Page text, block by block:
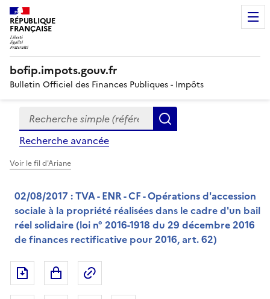
RÉPUBLIQUE
FRANÇAISE
bofip.impots.gouv.fr
Bulletin Officiel des Finances Publiques - Impôts
Formulaire
de
recherche
Recherche simple (références, mots clés, partie du
Recherche avancée
Voir le fil d'Ariane
02/08/2017 : TVA - ENR - CF - Opérations d'accession
sociale à la propriété réalisées dans le cadre d'un bail
réel solidaire (loi n° 2016-1918 du 29 décembre 2016
de finances rectificative pour 2016, art. 62)
Exporter le document au format pdf